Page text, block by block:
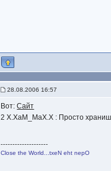
28.08.2006 16:57
Вот:Сайт
2 X.XaM_MaX.X : Просто
--------------------
Close the World...txeN eht nepO